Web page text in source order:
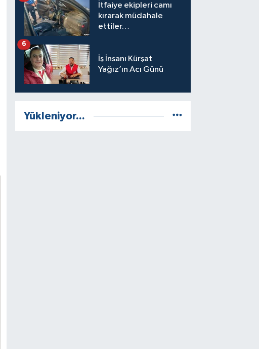
İtfaiye ekipleri camı
kırarak müdahale
ettiler…
İş İnsanı Kürşat
Yağız’ın Acı Günü
6
Yükleniyor...